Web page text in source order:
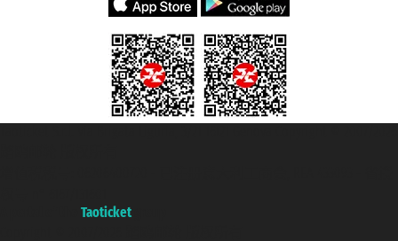
Taoticket